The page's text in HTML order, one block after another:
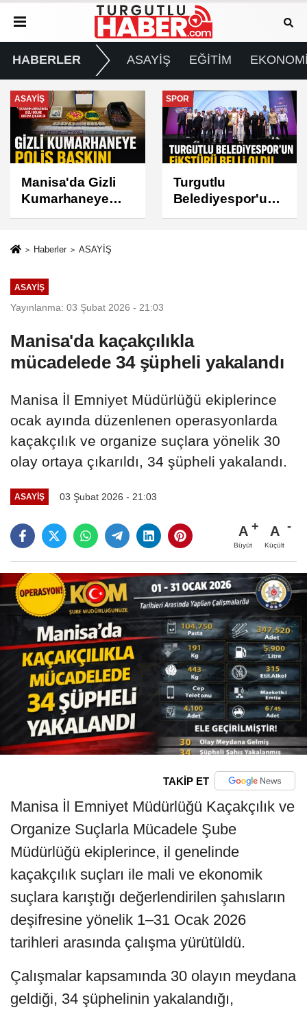
HABERLER ASAYİŞ EĞİTİM
SPOR
Turgutlu
Belediyespor'un
Fikstürü Belli
GÜNDEM
Turgutlu'da İki
Mahallede Planlı
Elektrik Kesintisi
Haberler ASAYİŞ
ASAYİŞ
Yayınlanma: 03 Şubat 2026 - 21:03
Manisa'da kaçakçılıkla
mücadelede 34 şüpheli yakalandı
Manisa İl Emniyet Müdürlüğü ekiplerince
ocak ayında düzenlenen operasyonlarda
kaçakçılık ve organize suçlara yönelik 30
olay ortaya çıkarıldı, 34 şüpheli yakalandı.
ASAYİŞ 03 Şubat 2026 - 21:03
A
Büyüt
A
Küçült
TAKİP ET
Manisa İl Emniyet Müdürlüğü Kaçakçılık ve
Organize Suçlarla Mücadele Şube
Müdürlüğü ekiplerince, il genelinde
kaçakçılık suçları ile mali ve ekonomik
suçlara karıştığı değerlendirilen şahısların
deşifresine yönelik 1–31 Ocak 2026
tarihleri arasında çalışma yürütüldü.
Çalışmalar kapsamında 30 olayın meydana
geldiği, 34 şüphelinin yakalandığı,